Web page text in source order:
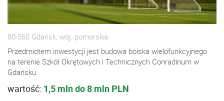
80-560 Gdańsk, woj. pomorskie
Przedmiotem inwestycji jest budowa boiska wielofunkcyjnego
na terenie Szkół Okrętowych i Technicznych Conradinum w
Gdańsku.
wartość: 1,5 mln do 8 mln PLN